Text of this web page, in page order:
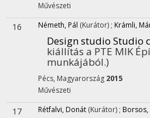
Művészeti
16 Németh, Pál (Kurátor) ; Krámli,
Design studio Studio
kiállítás a PTE MIK
munkájából.)
Pécs, Magyarország 2015
Művészeti
17 Rétfalvi, Donát (Kurátor) ; Borsos,